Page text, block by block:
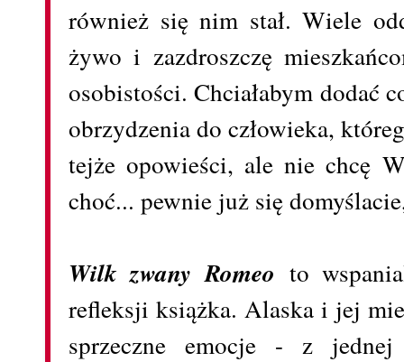
również się nim stał. Wiele
żywo i zazdroszczę
osobistości. Chciałabym dodać
obrzydzenia do człowieka,
tejże opowieści, ale nie chcę
choć... pewnie już się
Wilk zwany Romeo to
refleksji książka. Alaska i jej
sprzeczne emocje - z